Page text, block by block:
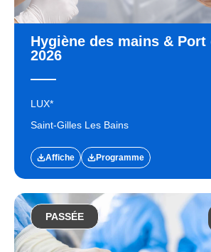
Hygiène des mains & Port
2026
LUX*
Saint-Gilles Les Bains
Affiche Programme
PASSÉE